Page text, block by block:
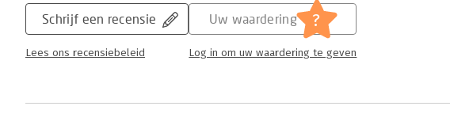
Schrijf een recensie
Lees ons recensiebeleid
Uw waardering ?
Log in om uw waardering te geven